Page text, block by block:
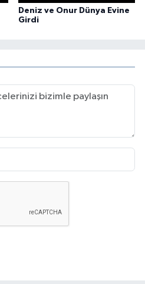
Deniz ve Onur Dünya Evine
Girdi